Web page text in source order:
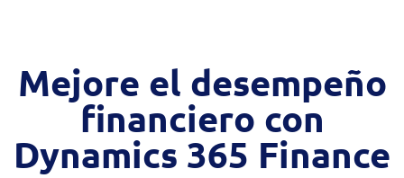
Mejore el desempeño
financiero con
Dynamics 365 Finance